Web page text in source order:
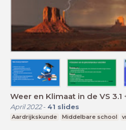
Weer en Klimaat in de VS 3.1
April 2022- 41 slides
Aardrijkskunde Middelbare school